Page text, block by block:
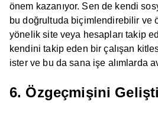
önem kazanıyor. Sen de kendi
bu doğrultuda biçimlendirebilir ve
yönelik site veya hesapları takip
kendini takip eden bir çalışan
ister ve bu da sana işe alımlarda
6. Özgeçmişini